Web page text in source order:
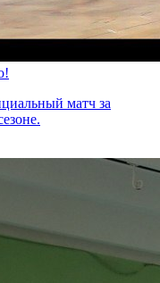
матч за